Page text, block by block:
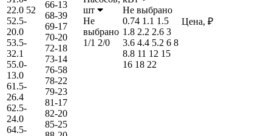
22.0 52
52.5-
20.0
53.5-
32.1
55.0-
13.0
61.5-
26.4
62.5-
24.0
64.5-
66-13
68-39
69-17
70-20
72-18
73-14
76-58
78-22
79-23
81-17
82-20
85-25
шт
Не
выбрано
1/1 2/0
Не выбрано
0.74 1.1 1.5
1.8 2.2 2.6 3
3.6 4.4 5.2 6 8
8.8 11 12 15
16 18 22
Цена, ₽